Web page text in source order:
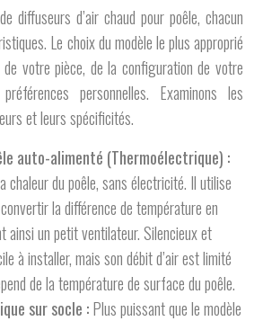
diffuseurs d’air chaud pour poêle, chacun
Le choix du modèle le plus approprié
votre pièce, de la configuration de votre
personnelles. Examinons les
et leurs spécificités.
auto-alimenté (Thermoélectrique) :
chaleur du poêle, sans électricité. Il utilise
la différence de température en
ainsi un petit ventilateur. Silencieux et
à installer, mais son débit d’air est limité
de la température de surface du poêle.
sur socle :Plus puissant que le modèle